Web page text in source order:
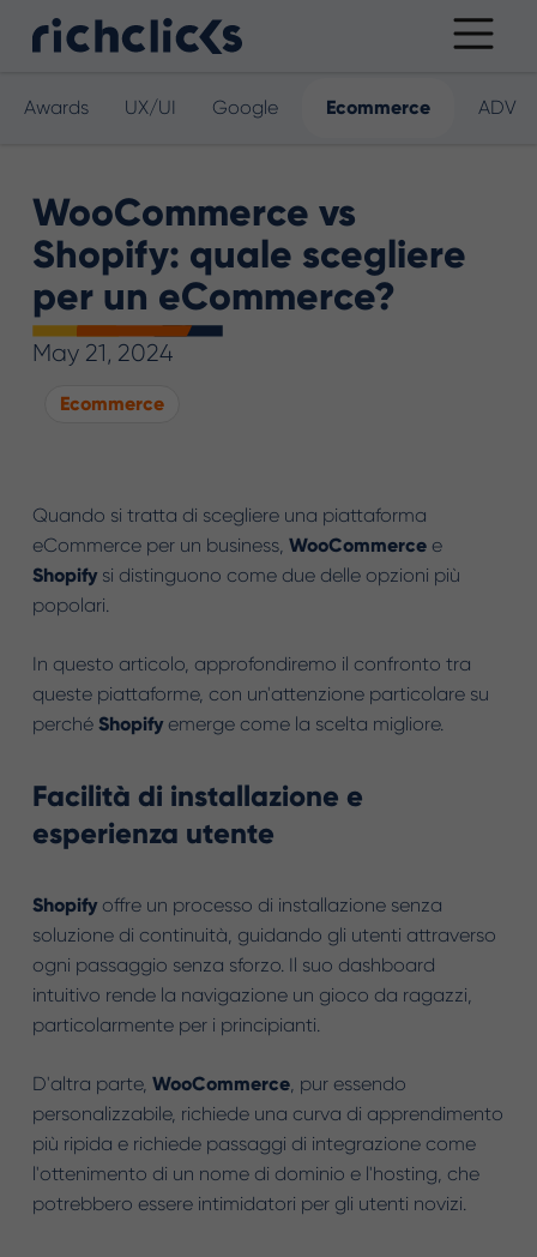
Awards UX/UI Google Ecommerce ADV
WooCommerce vs
Shopify: quale scegliere
per un eCommerce?
May 21, 2024
Ecommerce
Quando si tratta di scegliere una piattaforma
eCommerce per un business, WooCommercee
Shopifysi distinguono come due delle opzioni più
popolari.
In questo articolo, approfondiremo il confronto tra
queste piattaforme, con un'attenzione particolare su
perché Shopifyemerge come la scelta migliore.
Facilità di installazione e
esperienza utente
Shopifyoffre un processo di installazione senza
soluzione di continuità, guidando gli utenti attraverso
ogni passaggio senza sforzo. Il suo dashboard
intuitivo rende la navigazione un gioco da ragazzi,
particolarmente per i principianti.
D'altra parte, WooCommerce, pur essendo
personalizzabile, richiede una curva di apprendimento
più ripida e richiede passaggi di integrazione come
l'ottenimento di un nome di dominio e l'hosting, che
potrebbero essere intimidatori per gli utenti novizi.